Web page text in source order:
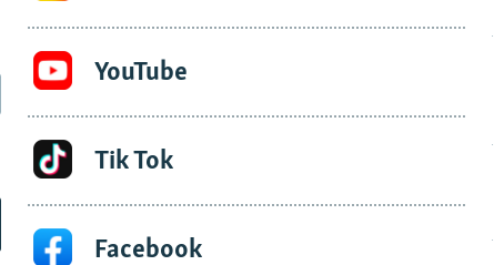
YouTube
Tik Tok
Facebook